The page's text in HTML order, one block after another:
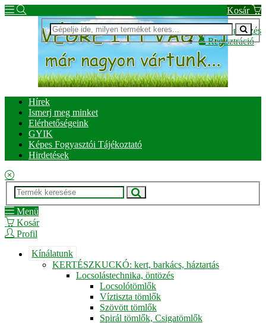
Kosár
Bejelentkezés
Regisztráció
Hírek
Ismerj meg minket
Elérhetőségeink
GYIK
Képes Fogyasztói Tájékoztató
Hirdetések
Menü
Kosár
Profil
Kínálatunk
KERTÉSZKUCKÓ: kert, barkács, háztartás
Locsolástechnika, öntözés
Locsolótömlők
Víztiszta tömlők
Szövött tömlők
Spirál tömlők, Csigatömlők